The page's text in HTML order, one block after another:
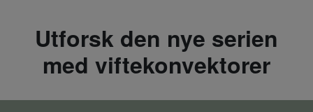
Utforsk den nye serien
med viftekonvektorer